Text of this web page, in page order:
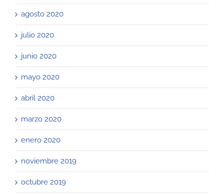
agosto 2020
julio 2020
junio 2020
mayo 2020
abril 2020
marzo 2020
enero 2020
noviembre 2019
octubre 2019